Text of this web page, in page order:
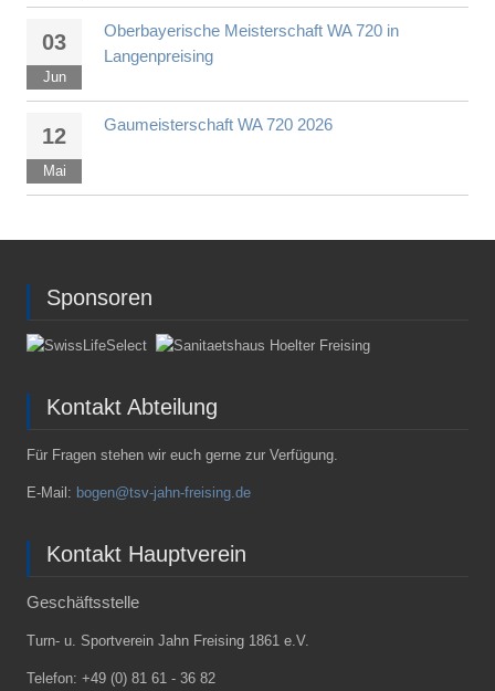
03
Jun
Oberbayerische Meisterschaft WA 720 in
Langenpreising
12
Mai
Gaumeisterschaft WA 720 2026
Sponsoren
Kontakt Abteilung
Für Fragen stehen wir euch gerne zur Verfügung.
E-Mail: bogen@tsv-jahn-freising.de
Kontakt Hauptverein
Geschäftsstelle
Turn- u. Sportverein Jahn Freising 1861 e.V.
Telefon: +49 (0) 81 61 - 36 82